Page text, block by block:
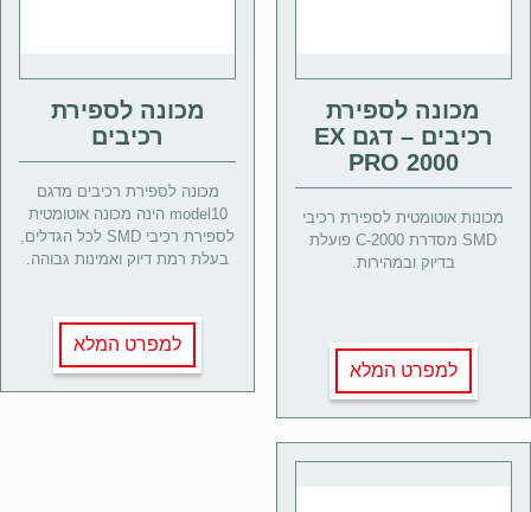
מכונה לספירת
רכיבים – דגם EX
PRO 2000
מכונות אוטומטית לספירת רכיבי
SMD מסדרת C-2000 פועלת
בדיוק ובמהירות.
למפרט המלא
מכונה לספירת
רכיבים
מכונה לספירת רכיבים מדגם
model10 הינה מכונה אוטומטית
לספירת רכיבי SMD לכל הגדלים,
בעלת רמת דיוק ואמינות גבוהה.
למפרט המלא